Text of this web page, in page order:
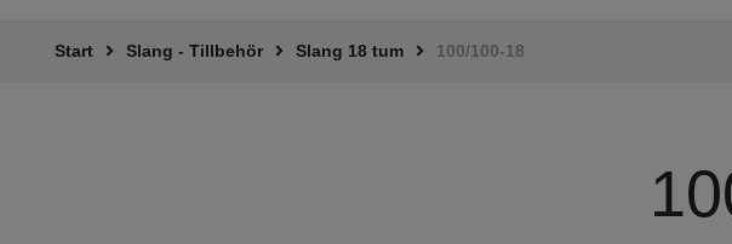
Start Slang - Tillbehör Slang 18 tum 100/100-18